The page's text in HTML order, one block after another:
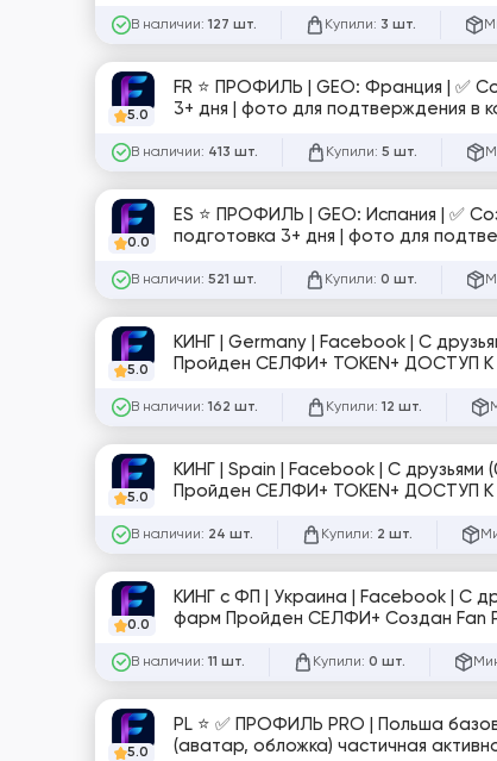
В наличии: 127 шт. Купили: 3 шт.
5.0
FR ⭐️ ПРОФИЛЬ | GEO: Франция | ✅ Создана СТРАНИЦА | Email (firstmail) | частично заполнен | ручная подготовка
3+ дня | фото для подтверждения
В наличии: 413 шт. Купили: 5 шт.
0.0
ES ⭐️ ПРОФИЛЬ | GEO: Испания | ✅ Создана СТРАНИЦА | друзья 0–100 | Email | регистрация по номеру | ручная
подготовка 3+ дня |
В наличии: 521 шт. Купили: 0 шт.
5.0
КИНГ | Germany | Facebook | С
Пройден СЕЛФИ+ TOKEN+ ДОСТУП К ПОЧТЕ+ ЛАЙКИ+ РЕПОСТЫ+ ИНТЕРЕСЫ+ Вступлении в группы+ (Доки
В наличии: 162 шт. Купили: 12 шт.
5.0
КИНГ | Spain | Facebook | С
Пройден СЕЛФИ+ TOKEN+ ДОСТУП К ПОЧТЕ+ ЛАЙКИ+ РЕПОСТЫ+ ИНТЕРЕСЫ+ Вступлении в группы+ (Доки
В наличии: 24 шт. Купили: 2 шт.
0.0
КИНГ с ФП | Украина | Facebook | С
фарм Пройден СЕЛФИ+ Создан Fan Page заполнен до GOOD TOKEN+ ДОСТУП К ПОЧТЕ+ ЛАЙКИ+ РЕПОСТЫ+
В наличии: 11 шт. Купили: 0 шт.
5.0
PL ⭐️ ✅ ПРОФИЛЬ PRO | Польша базовый уровень | ✅ 1 СТРАНИЦА | 0–40 друзей Email | оформлен профиль
(аватар, обложка)